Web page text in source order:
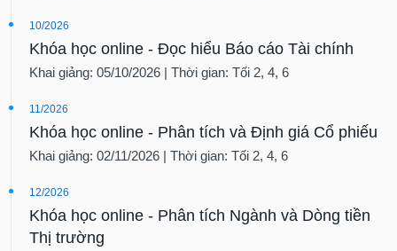
10/2026
Khóa học online - Đọc hiểu Báo cáo Tài chính
Khai giảng: 05/10/2026 | Thời gian: Tối 2, 4, 6
11/2026
Khóa học online - Phân tích và Định giá Cổ phiếu
Khai giảng: 02/11/2026 | Thời gian: Tối 2, 4, 6
12/2026
Khóa học online - Phân tích Ngành và Dòng tiền
Thị trường